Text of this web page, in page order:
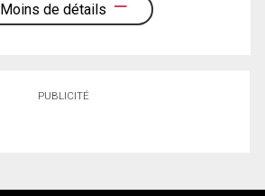
Moins de détails
PUBLICITÉ